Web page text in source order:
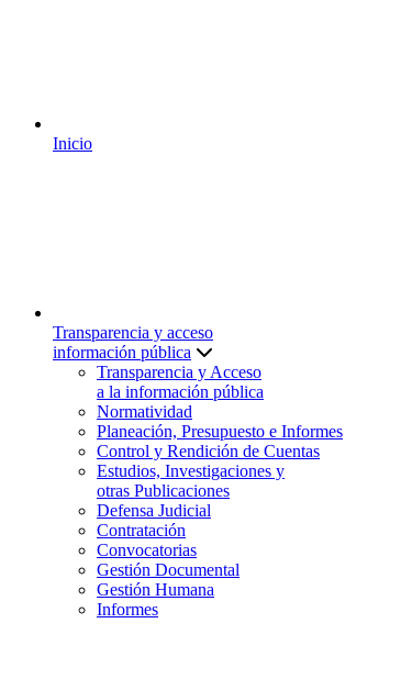
Inicio
Transparencia y acceso
información pública
Transparencia y Acceso
a la información pública
Normatividad
Planeación, Presupuesto e Informes
Control y Rendición de Cuentas
Estudios, Investigaciones y
otras Publicaciones
Defensa Judicial
Contratación
Convocatorias
Gestión Documental
Gestión Humana
Informes